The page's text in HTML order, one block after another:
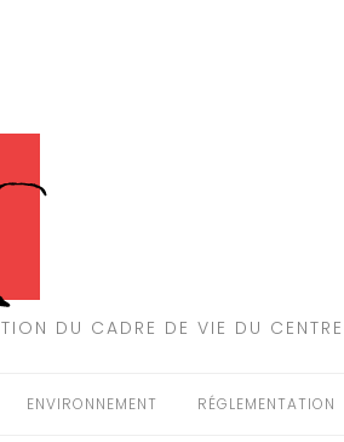
DU CADRE DE VIE DU
ENVIRONNEMENT RÉGLEMENTATION